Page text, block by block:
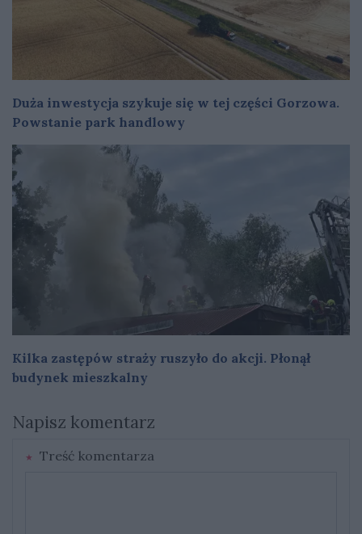
Duża inwestycja szykuje się w tej części Gorzowa.
Powstanie park handlowy
Kilka zastępów straży ruszyło do akcji. Płonął
budynek mieszkalny
Napisz komentarz
Treść komentarza